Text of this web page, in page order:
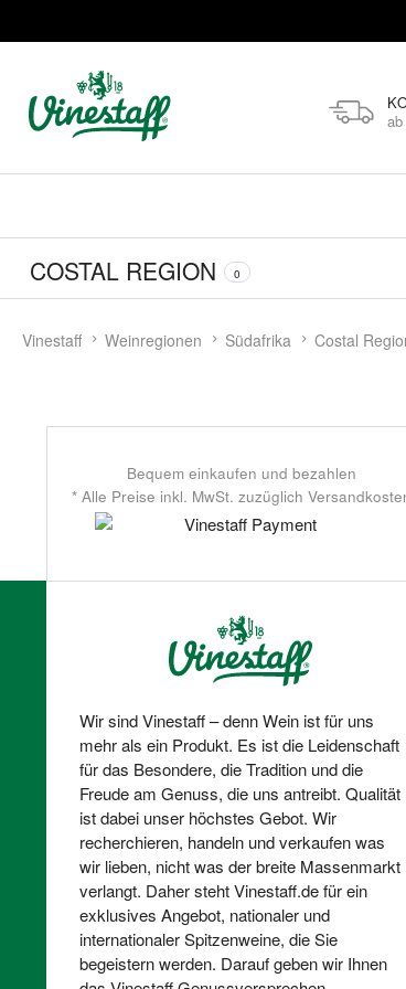
COSTAL REGION 0
Vinestaff Weinregionen Südafrika Costal
Bequem einkaufen und bezahlen
* Alle Preise inkl. MwSt. zuzüglich
Wir sind Vinestaff – denn Wein ist für uns
mehr als ein Produkt. Es ist die Leidenschaft
für das Besondere, die Tradition und die
Freude am Genuss, die uns antreibt. Qualität
ist dabei unser höchstes Gebot. Wir
recherchieren, handeln und verkaufen was
wir lieben, nicht was der breite Massenmarkt
verlangt. Daher steht Vinestaff.de für ein
exklusives Angebot, nationaler und
internationaler Spitzenweine, die Sie
begeistern werden. Darauf geben wir Ihnen